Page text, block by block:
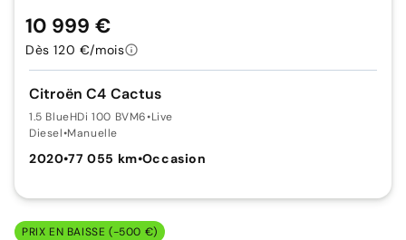
Citroën C4 Cactus
1.5 BlueHDi 100 BVM6•Live
Diesel•Manuelle
2020•77 055 km•Occasion
10 999 €
Dès 120 €/mois
PRIX EN BAISSE (-500 €)